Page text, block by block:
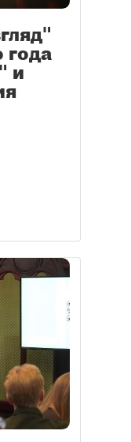
года
и